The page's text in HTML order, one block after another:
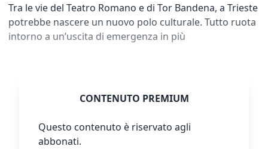
Tra le vie del Teatro Romano e di Tor Bandena, a Trieste
potrebbe nascere un nuovo polo culturale. Tutto ruota
intorno a un’uscita di emergenza in più
CONTENUTO PREMIUM
Questo contenuto è riservato agli
abbonati.